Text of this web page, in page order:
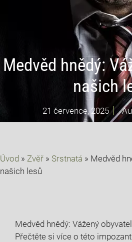
Medvěd hnědý:
našich
21 července, 2025
Úvod » Zvěř » Srstnatá » Medvěd
našich lesů
Medvěd hnědý: Vážený
Přečtěte si více o této